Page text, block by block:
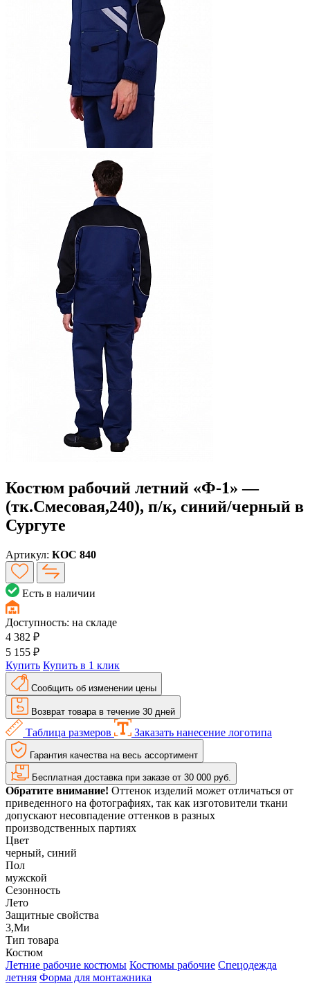
Костюм рабочий летний «Ф-1» —
(тк.Смесовая,240), п/к, синий/черный в
Сургуте
Артикул: КОС 840
Есть в наличии
Доступность: на складе
4 382 ₽
5 155 ₽
Купить Купить в 1 клик
Сообщить об изменении цены
Возврат товара в течение 30 дней
Таблица размеров Заказать нанесение логотипа
Гарантия качества на весь ассортимент
Бесплатная доставка при заказе от 30 000 руб.
Обратите внимание! Оттенок изделий может отличаться от
приведенного на фотографиях, так как изготовители ткани
допускают несовпадение оттенков в разных
производственных партиях
Цвет
черный, синий
Пол
мужской
Сезонность
Лето
Защитные свойства
3,Ми
Тип товара
Костюм
Летние рабочие костюмы Костюмы рабочие Спецодежда
летняя Форма для монтажника